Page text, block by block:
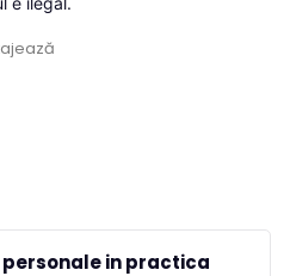
in practica